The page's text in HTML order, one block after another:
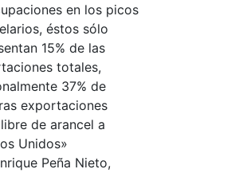
en los picos
éstos sólo
15% de las
totales,
37% de
exportaciones
de arancel a
Unidos»
Peña Nieto,